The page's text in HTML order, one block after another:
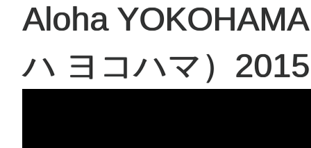
Aloha
ハ ヨコハマ）2015